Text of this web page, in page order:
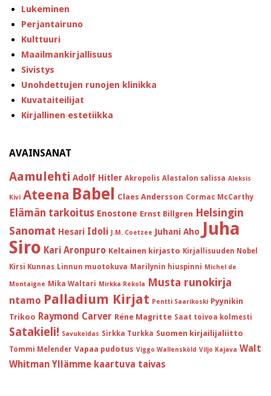
Lukeminen
Perjantairuno
Kulttuuri
Maailmankirjallisuus
Sivistys
Unohdettujen runojen klinikka
Kuvataiteilijat
Kirjallinen estetiikka
AVAINSANAT
Aamulehti Adolf Hitler Akropolis Alastalon salissa Aleksis
Kivi Ateena Babel Claes Andersson Cormac McCarthy
Elämän tarkoitus Enostone Ernst Billgren Helsingin
Sanomat Hesari Idoli J.M. Coetzee Juhani Aho Juha
Siro Kari Aronpuro Keltainen kirjasto Kirjallisuuden Nobel
Kirsi Kunnas Linnun muotokuva Marilynin hiuspinni Michel de
Montaigne Mika Waltari Mirkka Rekola Musta runokirja
ntamo Palladium Kirjat Pentti Saarikoski Pyynikin
Trikoo Raymond Carver Réne Magritte Saat toivoa kolmesti
Satakieli! Savukeidas Sirkka Turkka Suomen kirjailijaliitto
Tommi Melender Vapaa pudotus Viggo Wallensköld Viljo Kajava Walt
Whitman Yllämme kaartuva taivas